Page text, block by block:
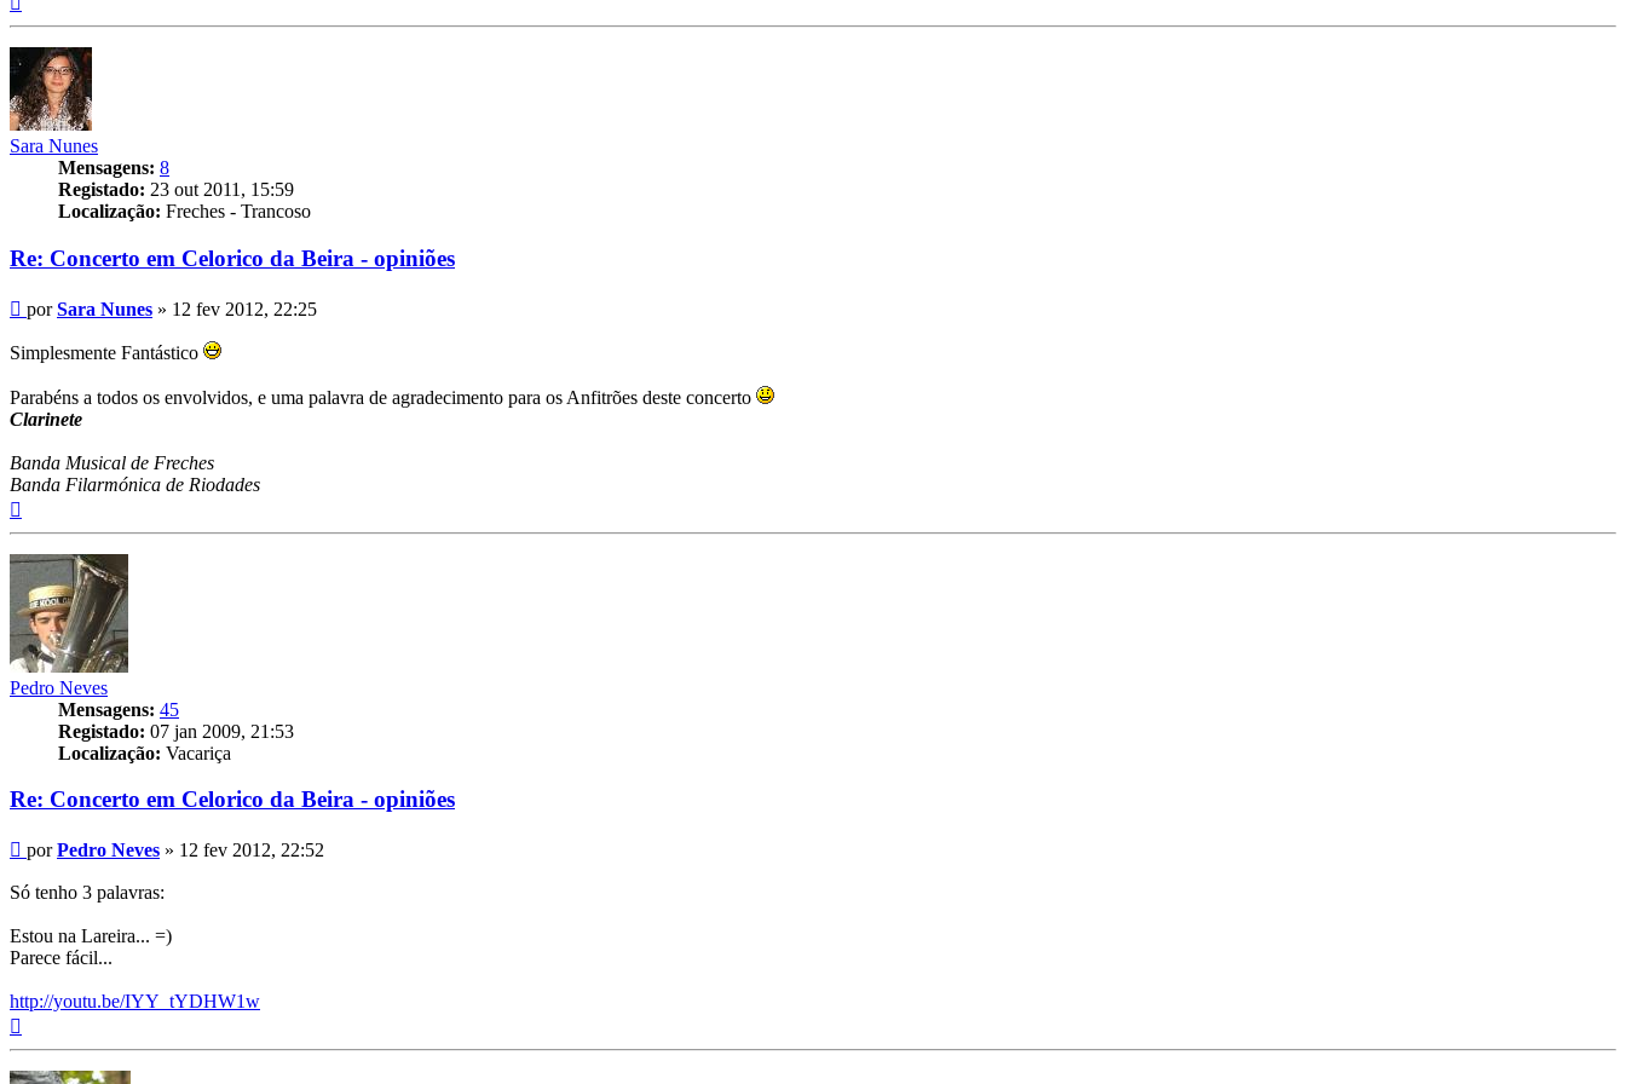
Sara Nunes
Mensagens: 8
Registado: 23 out 2011, 15:59
Localização: Freches - Trancoso
Re: Concerto em Celorico da Beira - opiniões
Mensagem
porSara Nunes » 12 fev 2012, 22:25
Simplesmente Fantástico
Parabéns a todos os envolvidos, e uma palavra de agradecimento para os Anfitrões deste concerto
Clarinete
Banda Musical de Freches
Banda Filarmónica de Riodades
Pedro Neves
Mensagens: 45
Registado: 07 jan 2009, 21:53
Localização: Vacariça
Re: Concerto em Celorico da Beira - opiniões
Mensagem
porPedro Neves » 12 fev 2012, 22:52
Só tenho 3 palavras:
Estou na Lareira... =)
Parece fácil...
http://youtu.be/IYY_tYDHW1w